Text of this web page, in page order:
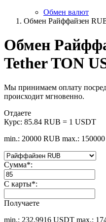
Обмен валют
Обмен Райффайзен
Обмен
Tether TON
Мы принимаем оплату
происходит мгновенно.
Отдаете
Курс: 85.84 RUB = 1 USDT
min.: 20000 RUB max.:
Сумма*:
С карты*:
Получаете
min.: 232.9916 USDT max.: